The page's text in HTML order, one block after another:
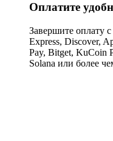
Оплатите
Завершите оплату
Express, Discover,
Pay, Bitget, KuCoin
Solana или более